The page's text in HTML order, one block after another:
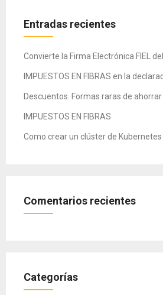
Entradas recientes
Convierte la Firma Electrónica FIEL
IMPUESTOS EN FIBRAS en la
Descuentos. Formas raras de ahorrar
IMPUESTOS EN FIBRAS
Como crear un clúster de Kubernetes
Comentarios recientes
Categorías